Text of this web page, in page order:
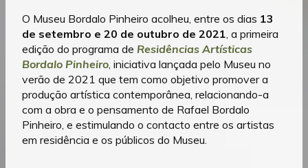
O Museu Bordalo Pinheiro acolheu, entre os dias 13
de setembro e 20 de outubro de 2021, a primeira
edição do programa de Residências Artísticas
Bordalo Pinheiro, iniciativa lançada pelo Museu no
verão de 2021 que tem como objetivo promover a
produção artística contemporânea, relacionando-a
com a obra e o pensamento de Rafael Bordalo
Pinheiro, e estimulando o contacto entre os artistas
em residência e os públicos do Museu.